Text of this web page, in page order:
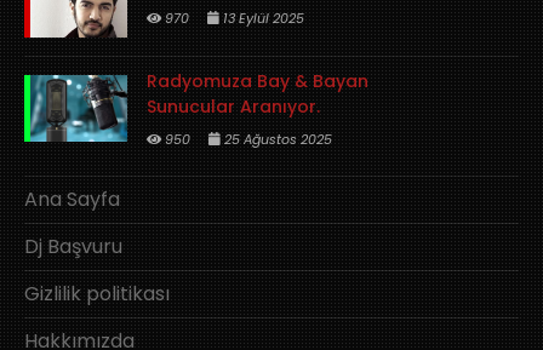
970 13 Eylül 2025
Radyomuza Bay & Bayan
Sunucular Aranıyor.
950 25 Ağustos 2025
Ana Sayfa
Dj Başvuru
Gizlilik politikası
Hakkımızda